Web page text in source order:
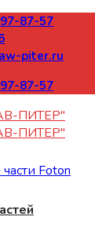
87-57
piter.ru
87-57
Foton